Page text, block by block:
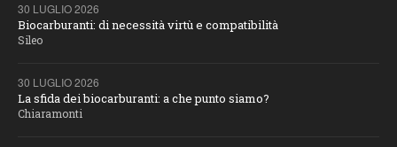
30 LUGLIO 2026
Biocarburanti: di necessità virtù e compatibilità
Sileo
30 LUGLIO 2026
La sfida dei biocarburanti: a che punto siamo?
Chiaramonti